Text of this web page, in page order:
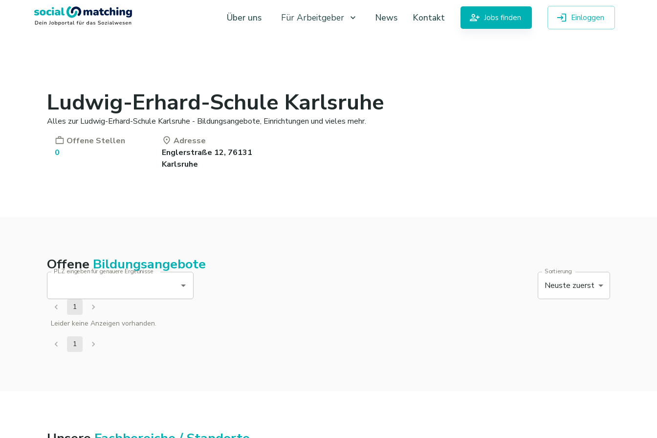
Über uns Für Arbeitgeber News Kontakt Jobs finden Einloggen
Ludwig-Erhard-Schule Karlsruhe
Alles zur Ludwig-Erhard-Schule Karlsruhe - Bildungsangebote, Einrichtungen und vieles mehr.
Offene Stellen
0
Adresse
Englerstraße 12, 76131
Karlsruhe
Offene Bildungsangebote
PLZ eingeben für genauere Ergebnisse Sortierung
Neuste zuerst
1
Leider keine Anzeigen vorhanden.
1